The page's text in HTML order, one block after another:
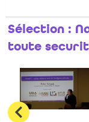
Sélection :
toute